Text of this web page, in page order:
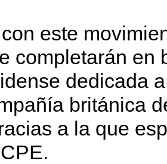
este
completarán en
dedicada
británica
a la que